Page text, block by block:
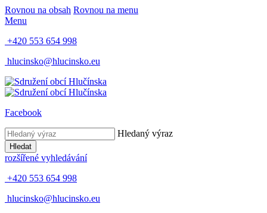
Rovnou na obsah Rovnou na menu
Menu
+420 553 654 998
hlucinsko@hlucinsko.eu
Facebook
Hledaný výraz
Hledat
rozšířené vyhledávání
+420 553 654 998
hlucinsko@hlucinsko.eu